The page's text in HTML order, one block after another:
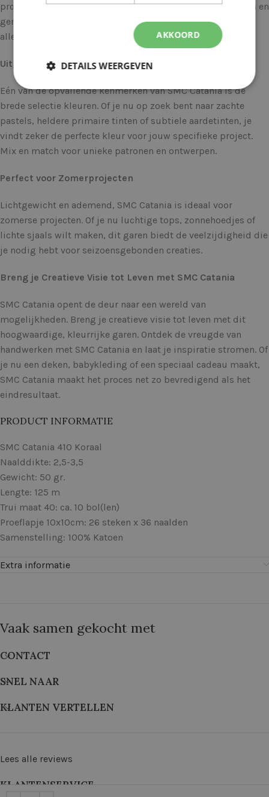
professionele uitstraling geeft. Bovendien is het duurzaam en
gemakkelijk te onderhouden, waardoor het ideaal is voor
allerlei creatieve projecten.
Uitgebreide Kleurenkeuze
Eén van de opvallende kenmerken van SMC Catania is de
brede selectie kleuren. Of je nu op zoek bent naar zachte
pastels, heldere primaire tinten of subtiele aardetinten, je
vindt zeker de perfecte kleur voor jouw specifieke project.
Mix en match voor unieke patronen en ontwerpen.
Perfect voor Zomerprojecten
Lichtgewicht en ademend, SMC Catania is ideaal voor
zomerse projecten. Of je nu luchtige tops, zonnehoedjes of
lichte sjaals wilt maken, dit garen biedt de veelzijdigheid die
je nodig hebt voor seizoensgebonden creaties.
Breng je Creatieve Visie tot Leven met SMC Catania
SMC Catania opent de deur naar een wereld van
mogelijkheden. Breng je creatieve visie tot leven met dit
hoogwaardige, kleurrijke garen. Ontdek de vreugde van
handwerken met SMC Catania en laat je inspiratie stromen. Of
je nu een deken, babykleding of een speciaal cadeau maakt,
SMC Catania maakt het proces net zo bevredigend als het
eindresultaat.
PRODUCT INFORMATIE
SMC Catania 410 Koraal
Naalddikte: 2,5-3,5
Gewicht: 50 gr.
Lengte: 125 m
Trui maat 40: ca. 10 bol(len)
Proeflapje 10x10cm: 26 steken x 36 naalden
Samenstelling: 100% Katoen
Extra informatie
Vaak samen gekocht met
CONTACT
SNEL NAAR
KLANTEN VERTELLEN
Lees alle reviews
KLANTENSERVICE
AKKOORD
DETAILS WEERGEVEN